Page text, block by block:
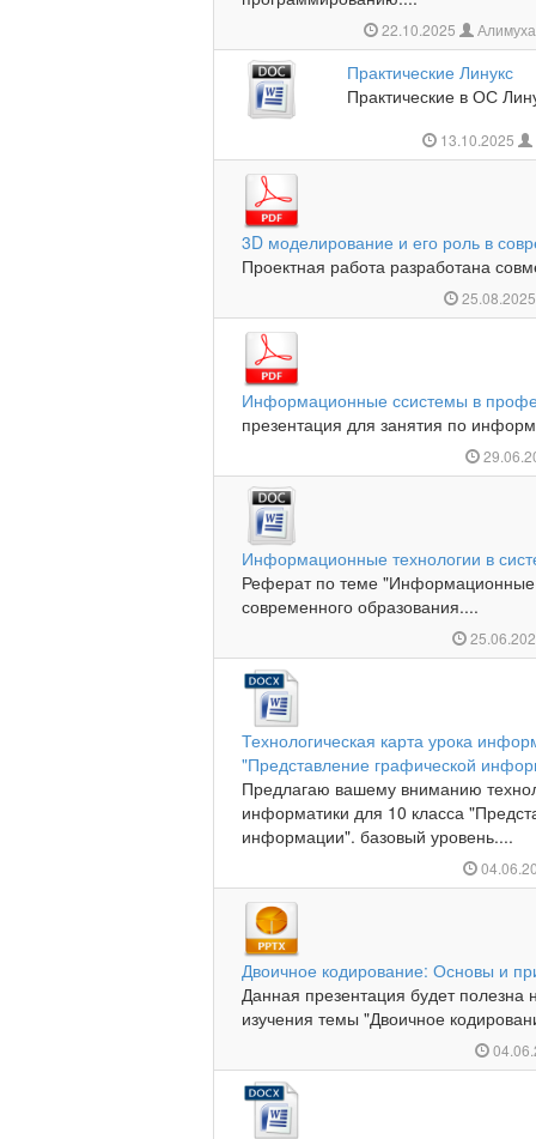
22.10.2025
Практические Линукс
Практические в ОС
13.10.2025
3D моделирование и его роль в
Проектная работа разработана
Информационные ссистемы в
презентация для занятия по
Информационные технологии в
Реферат по теме "Информационные
современного образования....
Технологическая карта урока
"Представление графической
Предлагаю вашему вниманию
информатики для 10 класса
информации". базовый уровень....
Двоичное кодирование: Основы и
Данная презентация будет
изучения темы "Двоичное